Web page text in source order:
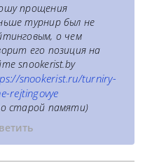
прощения
турнир был не
о чем
его позиция на
snookerist.by
snookerist.ru/turniry-
rejtingovye
старой памяти)